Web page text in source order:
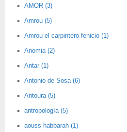
AMOR (3)
Amrou (5)
Amrou el carpintero fenicio (1)
Anomia (2)
Antar (1)
Antonio de Sosa (6)
Antoura (5)
antropología (5)
aouss habbarah (1)